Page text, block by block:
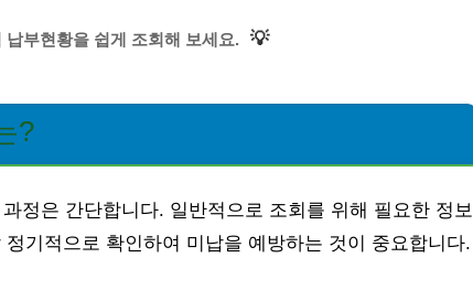
납부현황을 쉽게 조회해 보세요. 💡
?
정은 간단합니다. 일반적으로 조회를 위해 필요한 정보
기적으로 확인하여 미납을 예방하는 것이 중요합니다.